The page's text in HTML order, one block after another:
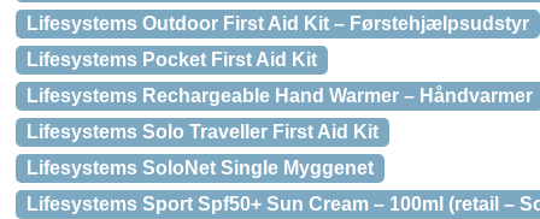
Lifesystems Outdoor First Aid Kit – Førstehjælpsudstyr
Lifesystems Pocket First Aid Kit
Lifesystems Rechargeable Hand Warmer – Håndvarmer
Lifesystems Solo Traveller First Aid Kit
Lifesystems SoloNet Single Myggenet
Lifesystems Sport Spf50+ Sun Cream – 100ml (retail –